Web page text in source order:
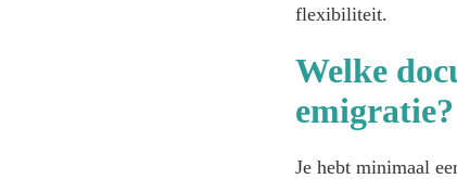
flexibiliteit.
Welke
emigratie?
Je hebt minimaal